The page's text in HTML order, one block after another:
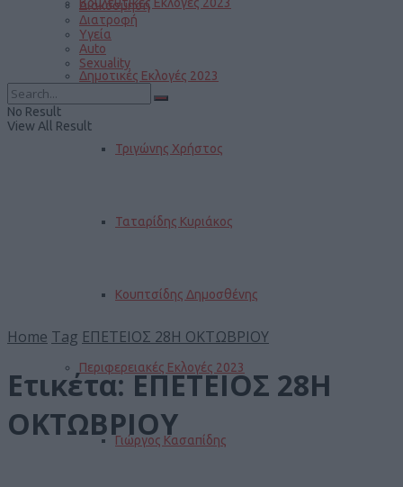
Δημοτικές Εκλογές 2023
Τριγώνης Χρήστος
Ταταρίδης Κυριάκος
Κουπτσίδης Δημοσθένης
Περιφερειακές Εκλογές 2023
Γιώργος Κασαπίδης
Διακόσμηση
Διατροφή
Υγεία
Auto
Sexuality
No Result
View All Result
Home Tag ΕΠΕΤΕΙΟΣ 28Η ΟΚΤΩΒΡΙΟΥ
Ετικέτα:ΕΠΕΤΕΙΟΣ 28Η
ΟΚΤΩΒΡΙΟΥ